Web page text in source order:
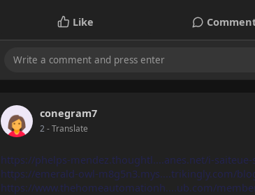
Like
conegram7
2- Translate
https://phelps-mendez.thoughtl....anes.net/i-saiteue-
https://emerald-owl-m8g5n3.mys....trikingly.com/
https://www.thehomeautomationh....ub.com/